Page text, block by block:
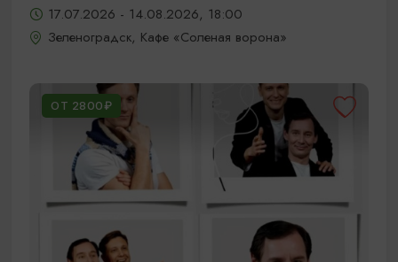
17.07.2026 - 14.08.2026, 18:00
Зеленоградск, Кафе «Соленая ворона»
ОТ 2800₽